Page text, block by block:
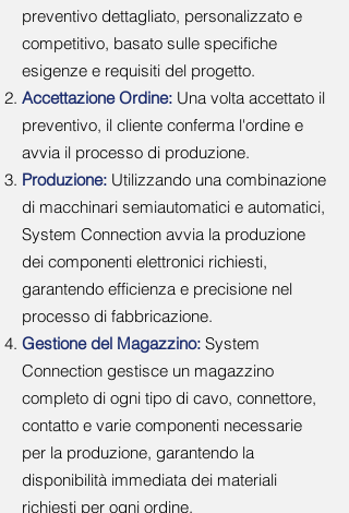
preventivo dettagliato, personalizzato e
competitivo, basato sulle specifiche
esigenze e requisiti del progetto.
Accettazione Ordine: Una volta accettato il
preventivo, il cliente conferma l'ordine e
avvia il processo di produzione.
Produzione: Utilizzando una combinazione
di macchinari semiautomatici e automatici,
System Connection avvia la produzione
dei componenti elettronici richiesti,
garantendo efficienza e precisione nel
processo di fabbricazione.
Gestione del Magazzino: System
Connection gestisce un magazzino
completo di ogni tipo di cavo, connettore,
contatto e varie componenti necessarie
per la produzione, garantendo la
disponibilità immediata dei materiali
richiesti per ogni ordine.